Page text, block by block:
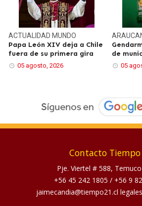
ACTUALIDAD MUNDO
Papa León XIV deja a Chile
fuera de su primera gira
05 agosto, 2026
de
05
Contacto Tiempo
Pje. Viertel # 588,
+56 45 242 1805 / +56 9
jaimecandia@tiempo21.cl